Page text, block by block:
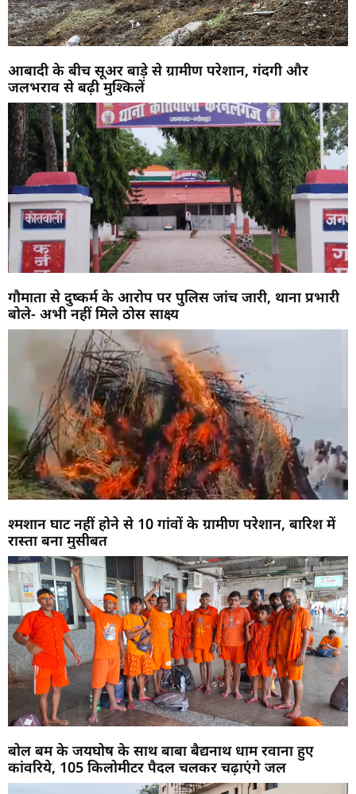
आबादी के बीच सूअर बाड़े से ग्रामीण परेशान, गंदगी और
जलभराव से बढ़ी मुश्किलें
गौमाता से दुष्कर्म के आरोप पर पुलिस जांच जारी, थाना प्रभारी
बोले- अभी नहीं मिले ठोस साक्ष्य
श्मशान घाट नहीं होने से 10 गांवों के ग्रामीण परेशान, बारिश में
रास्ता बना मुसीबत
बोल बम के जयघोष के साथ बाबा बैद्यनाथ धाम रवाना हुए
कांवरिये, 105 किलोमीटर पैदल चलकर चढ़ाएंगे जल